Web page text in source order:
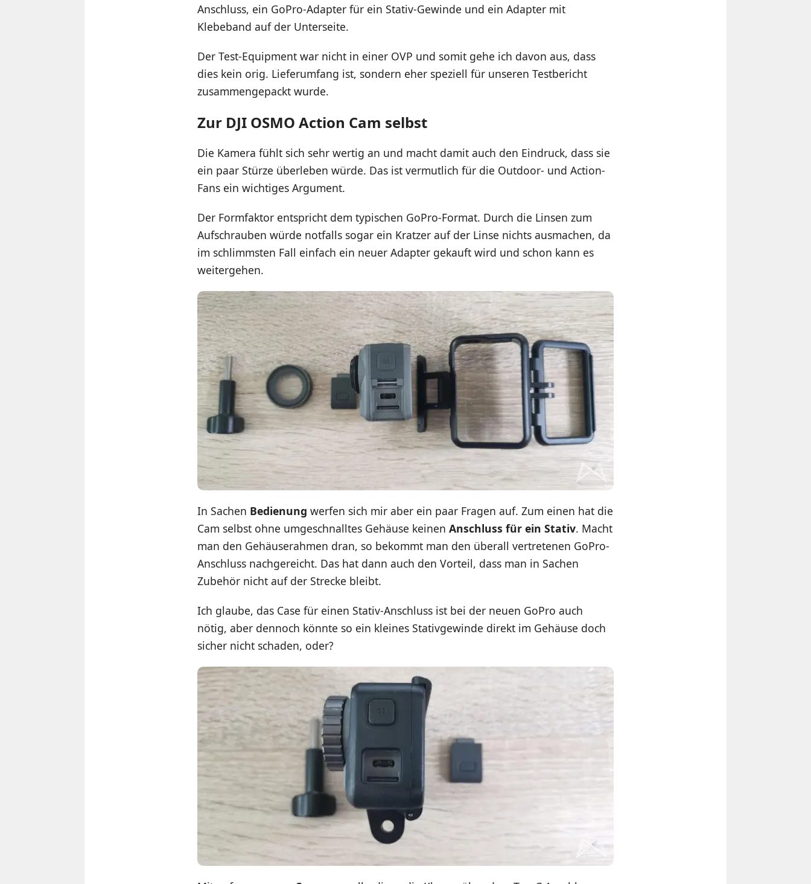
Anschluss, ein GoPro-Adapter für ein Stativ-Gewinde und ein Adapter mit
Klebeband auf der Unterseite.
Der Test-Equipment war nicht in einer OVP und somit gehe ich davon aus, dass
dies kein orig. Lieferumfang ist, sondern eher speziell für unseren Testbericht
zusammengepackt wurde.
Zur DJI OSMO Action Cam selbst
Die Kamera fühlt sich sehr wertig an und macht damit auch den Eindruck, dass sie
ein paar Stürze überleben würde. Das ist vermutlich für die Outdoor- und Action-
Fans ein wichtiges Argument.
Der Formfaktor entspricht dem typischen GoPro-Format. Durch die Linsen zum
Aufschrauben würde notfalls sogar ein Kratzer auf der Linse nichts ausmachen, da
im schlimmsten Fall einfach ein neuer Adapter gekauft wird und schon kann es
weitergehen.
In Sachen Bedienung werfen sich mir aber ein paar Fragen auf. Zum einen hat die
Cam selbst ohne umgeschnalltes Gehäuse keinen Anschluss für ein Stativ. Macht
man den Gehäuserahmen dran, so bekommt man den überall vertretenen GoPro-
Anschluss nachgereicht. Das hat dann auch den Vorteil, dass man in Sachen
Zubehör nicht auf der Strecke bleibt.
Ich glaube, das Case für einen Stativ-Anschluss ist bei der neuen GoPro auch
nötig, aber dennoch könnte so ein kleines Stativgewinde direkt im Gehäuse doch
sicher nicht schaden, oder?